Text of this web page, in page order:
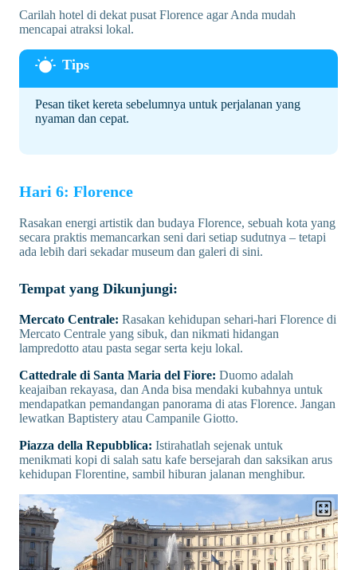
Carilah hotel di dekat pusat Florence agar Anda mudah
mencapai atraksi lokal.
Pesan tiket kereta sebelumnya untuk perjalanan yang
nyaman dan cepat.
Hari 6: Florence
Rasakan energi artistik dan budaya Florence, sebuah kota yang
secara praktis memancarkan seni dari setiap sudutnya – tetapi
ada lebih dari sekadar museum dan galeri di sini.
Tempat yang Dikunjungi:
Mercato Centrale: Rasakan kehidupan sehari-hari Florence di
Mercato Centrale yang sibuk, dan nikmati hidangan
lampredotto atau pasta segar serta keju lokal.
Cattedrale di Santa Maria del Fiore: Duomo adalah
keajaiban rekayasa, dan Anda bisa mendaki kubahnya untuk
mendapatkan pemandangan panorama di atas Florence. Jangan
lewatkan Baptistery atau Campanile Giotto.
Piazza della Repubblica: Istirahatlah sejenak untuk
menikmati kopi di salah satu kafe bersejarah dan saksikan arus
kehidupan Florentine, sambil hiburan jalanan menghibur.